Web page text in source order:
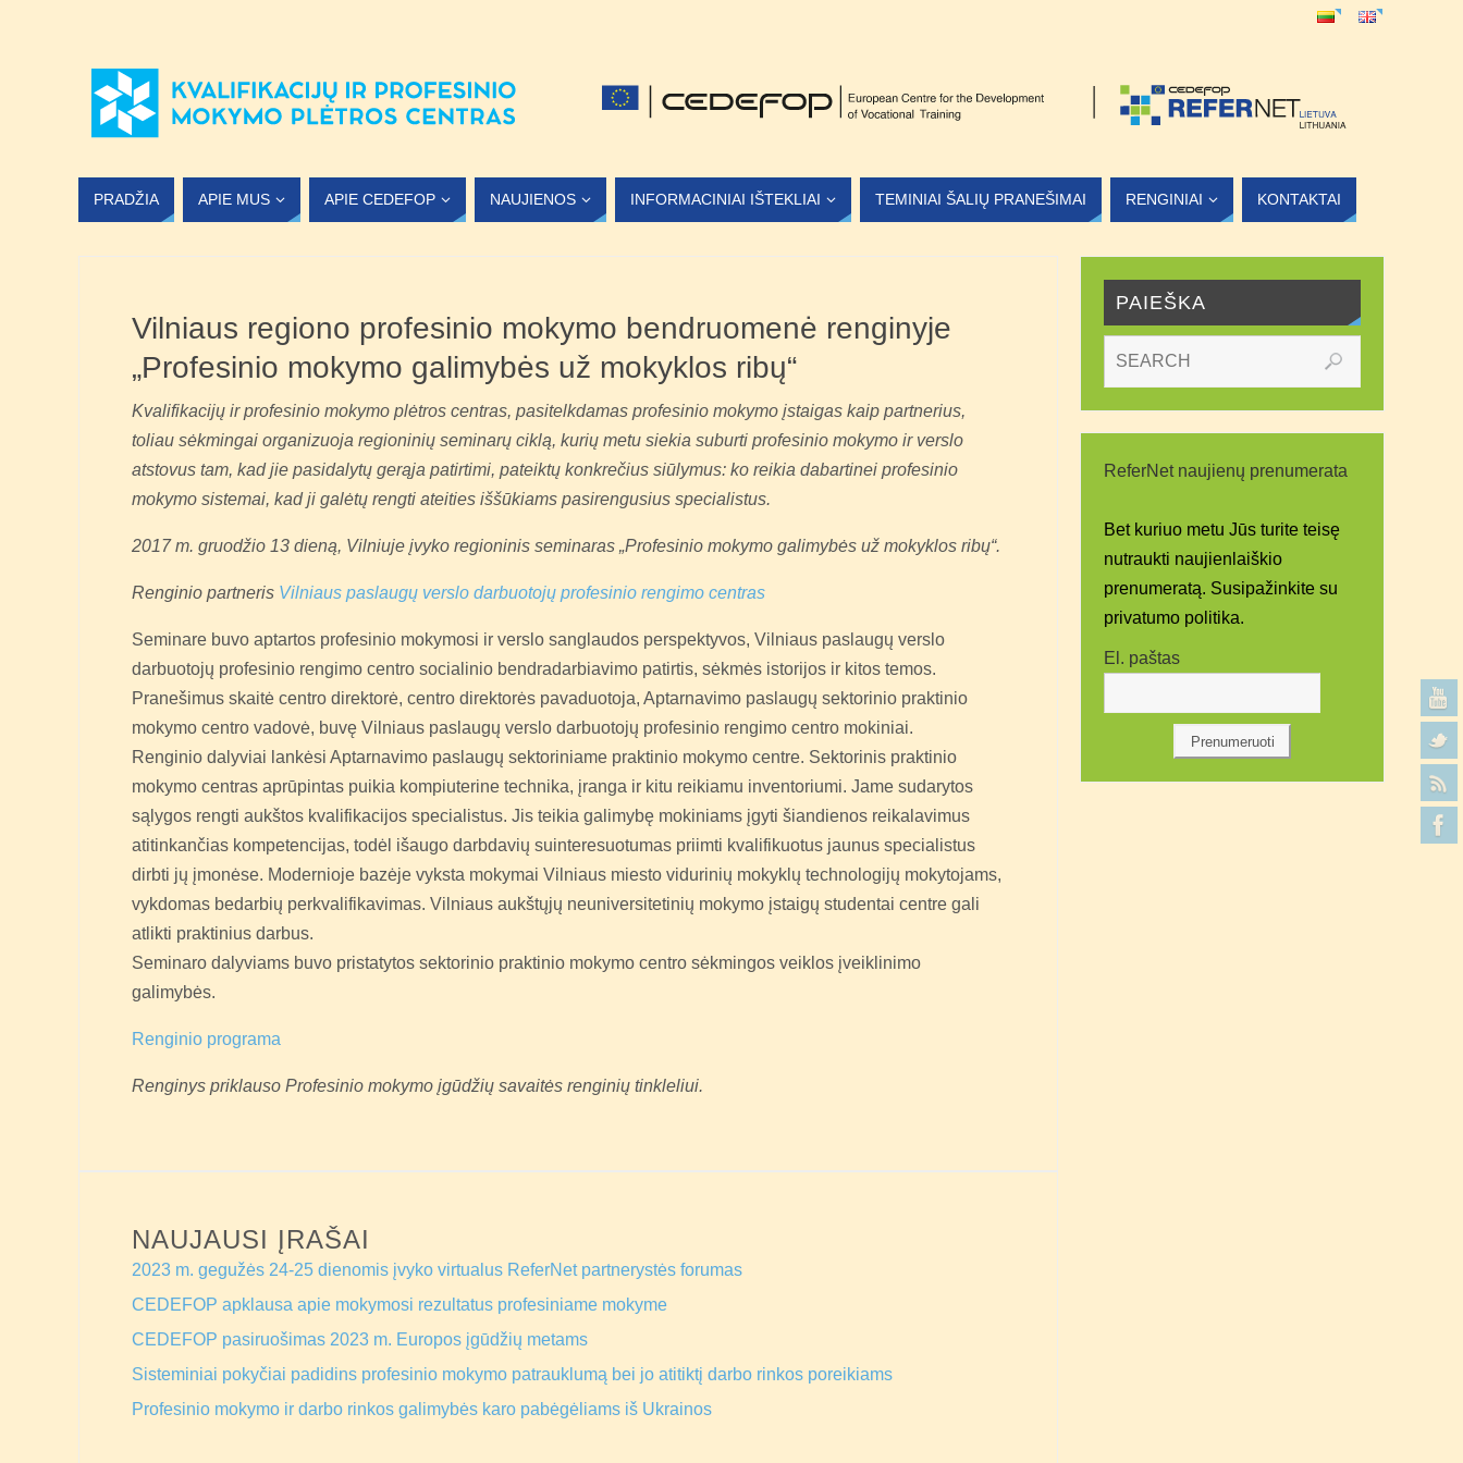
PRADŽIA APIE MUS APIE CEDEFOP NAUJIENOS INFORMACINIAI IŠTEKLIAI TEMINIAI ŠALIŲ PRANEŠIMAI RENGINIAI KONTAKTAI
Vilniaus regiono profesinio mokymo bendruomenė renginyje
„Profesinio mokymo galimybės už mokyklos ribų“
Kvalifikacijų ir profesinio mokymo plėtros centras, pasitelkdamas profesinio mokymo įstaigas kaip partnerius,
toliau sėkmingai organizuoja regioninių seminarų ciklą, kurių metu siekia suburti profesinio mokymo ir verslo
atstovus tam, kad jie pasidalytų gerąja patirtimi, pateiktų konkrečius siūlymus: ko reikia dabartinei profesinio
mokymo sistemai, kad ji galėtų rengti ateities iššūkiams pasirengusius specialistus.
2017 m. gruodžio 13 dieną, Vilniuje įvyko regioninis seminaras „Profesinio mokymo galimybės už mokyklos ribų“.
Renginio partneris Vilniaus paslaugų verslo darbuotojų profesinio rengimo centras
Seminare buvo aptartos profesinio mokymosi ir verslo sanglaudos perspektyvos, Vilniaus paslaugų verslo
darbuotojų profesinio rengimo centro socialinio bendradarbiavimo patirtis, sėkmės istorijos ir kitos temos.
Pranešimus skaitė centro direktorė, centro direktorės pavaduotoja, Aptarnavimo paslaugų sektorinio praktinio
mokymo centro vadovė, buvę Vilniaus paslaugų verslo darbuotojų profesinio rengimo centro mokiniai.
Renginio dalyviai lankėsi Aptarnavimo paslaugų sektoriniame praktinio mokymo centre. Sektorinis praktinio
mokymo centras aprūpintas puikia kompiuterine technika, įranga ir kitu reikiamu inventoriumi. Jame sudarytos
sąlygos rengti aukštos kvalifikacijos specialistus. Jis teikia galimybę mokiniams įgyti šiandienos reikalavimus
atitinkančias kompetencijas, todėl išaugo darbdavių suinteresuotumas priimti kvalifikuotus jaunus specialistus
dirbti jų įmonėse. Modernioje bazėje vyksta mokymai Vilniaus miesto vidurinių mokyklų technologijų mokytojams,
vykdomas bedarbių perkvalifikavimas. Vilniaus aukštųjų neuniversitetinių mokymo įstaigų studentai centre gali
atlikti praktinius darbus.
Seminaro dalyviams buvo pristatytos sektorinio praktinio mokymo centro sėkmingos veiklos įveiklinimo
galimybės.
Renginio programa
Renginys priklauso Profesinio mokymo įgūdžių savaitės renginių tinkleliui.
NAUJAUSI ĮRAŠAI
2023 m. gegužės 24-25 dienomis įvyko virtualus ReferNet partnerystės forumas
CEDEFOP apklausa apie mokymosi rezultatus profesiniame mokyme
CEDEFOP pasiruošimas 2023 m. Europos įgūdžių metams
Sisteminiai pokyčiai padidins profesinio mokymo patrauklumą bei jo atitiktį darbo rinkos poreikiams
Profesinio mokymo ir darbo rinkos galimybės karo pabėgėliams iš Ukrainos
PAIEŠKA
ReferNet naujienų prenumerata
Bet kuriuo metu Jūs turite teisę
nutraukti naujienlaiškio
prenumeratą. Susipažinkite su
privatumo politika.
El. paštas